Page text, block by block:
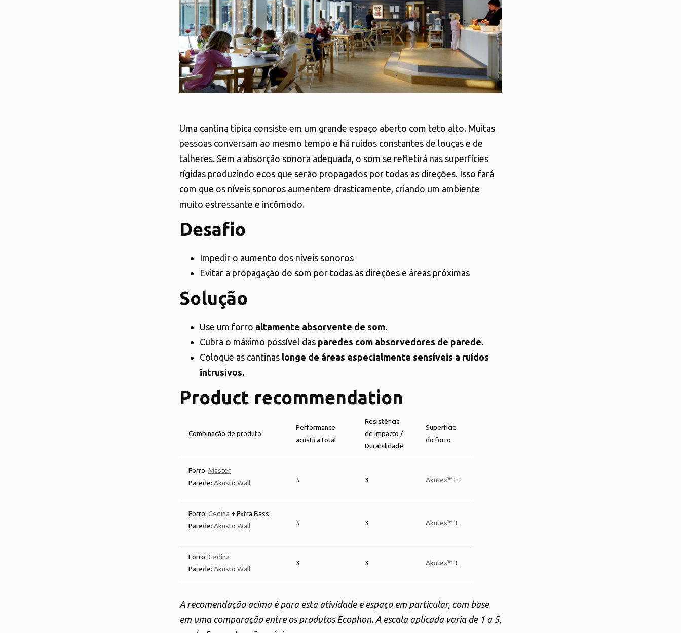
Uma cantina típica consiste em um grande espaço aberto com teto alto. Muitas
pessoas conversam ao mesmo tempo e há ruídos constantes de louças e de
talheres. Sem a absorção sonora adequada, o som se refletirá nas superfícies
rígidas produzindo ecos que serão propagados por todas as direções. Isso fará
com que os níveis sonoros aumentem drasticamente, criando um ambiente
muito estressante e incômodo.
Desafio
Impedir o aumento dos níveis sonoros
Evitar a propagação do som por todas as direções e áreas próximas
Solução
Use um forro altamente absorvente de som.
Cubra o máximo possível das paredes com absorvedores de parede.
Coloque as cantinas longe de áreas especialmente sensíveis a ruídos
intrusivos.
Product recommendation
Combinação de produto
Performance
acústica total
Resistência
de impacto /
Durabilidade
Superfície
do forro
Forro: Master
Parede: Akusto Wall 5 3 Akutex™ FT
Forro: Gedina + Extra Bass
Parede: Akusto Wall 5 3 Akutex™ T
Forro: Gedina
Parede: Akusto Wall
3 3 Akutex™ T
A recomendação acima é para esta atividade e espaço em particular, com base
em uma comparação entre os produtos Ecophon. A escala aplicada varia de 1 a 5,